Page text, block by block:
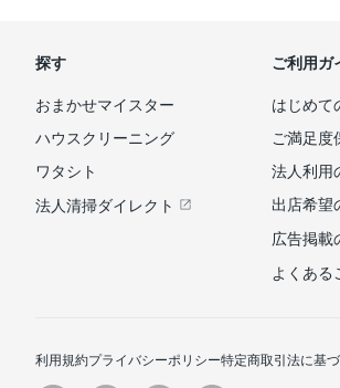
探す
おまかせマイスター
ハウスクリーニング
ワタシト
法人清掃ダイレクト
ご利用ガ
はじめて
ご満足度
法人利用
出店希望
広告掲載
よくある
利用規約プライバシーポリシー特定商取引法に基